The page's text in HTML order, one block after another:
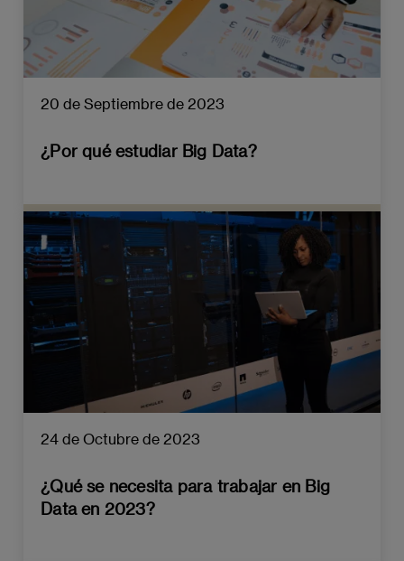
20 de Septiembre de 2023
¿Por qué estudiar Big Data?
24 de Octubre de 2023
¿Qué se necesita para trabajar en Big
Data en 2023?